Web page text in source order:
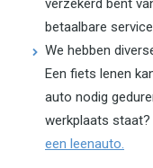
verzekerd bent
betaalbare
We hebben
Een fiets lenen
auto nodig
werkplaats staat?
een leenauto.